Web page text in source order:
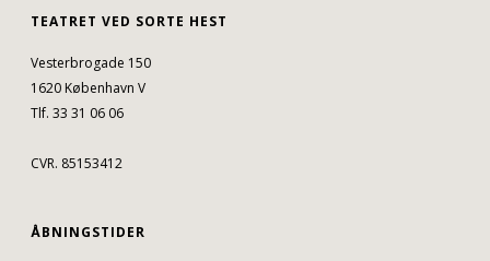
TEATRET VED SORTE HEST
Vesterbrogade 150
1620 København V
Tlf. 33 31 06 06
CVR. 85153412
ÅBNINGSTIDER